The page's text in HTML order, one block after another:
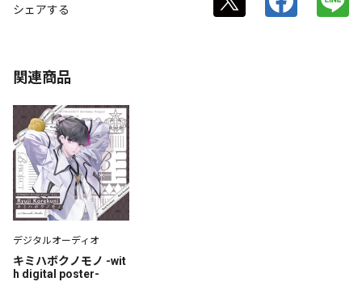
シェアする
関連商品
デジタルオーディオ
キミハボクノモノ -wit
h digital poster-